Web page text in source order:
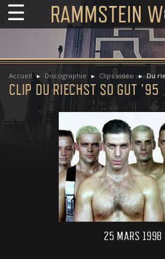
☰
Accueil Discographie Clips vidéo Du
CLIP DU RIECHST SO GUT '95
25 MARS 1998